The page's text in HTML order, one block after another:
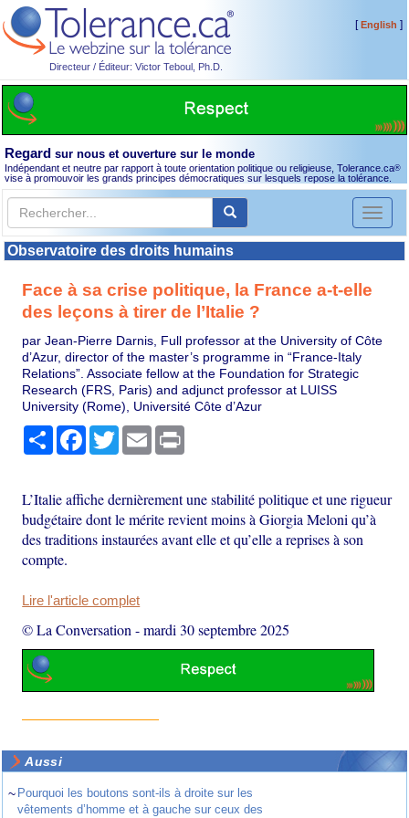
Directeur / Éditeur: Victor Teboul, Ph.D.
[English ]
Regard sur nous et ouverture sur le monde
Indépendant et neutre par rapport à toute orientation politique ou religieuse, Tolerance.ca®
vise à promouvoir les grands principes démocratiques sur lesquels repose la tolérance.
Toggle
Observatoire des droits humains
Face à sa crise politique, la France a-t-elle
des leçons à tirer de l’Italie ?
par Jean-Pierre Darnis, Full professor at the University of Côte
d’Azur, director of the master’s programme in “France-Italy
Relations”. Associate fellow at the Foundation for Strategic
Research (FRS, Paris) and adjunct professor at LUISS
University (Rome), Université Côte d’Azur
PartagerFacebook
TwitterEmail
L’Italie affiche dernièrement une stabilité politique et une rigueur
budgétaire dont le mérite revient moins à Giorgia Meloni qu’à
des traditions instaurées avant elle et qu’elle a reprises à son
compte.
Lire l'article complet
© La Conversation -mardi 30 septembre 2025
Aussi
~ Pourquoi les boutons sont-ils à droite sur les
vêtements d’homme et à gauche sur ceux des